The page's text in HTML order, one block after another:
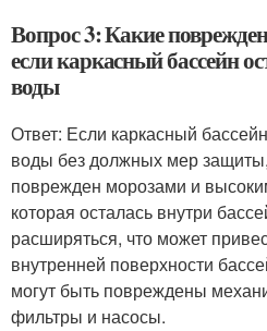
Вопрос 3: Какие
если каркасный бассейн
воды
Ответ: Если каркасный
воды без должных мер
поврежден морозами и
которая осталась внутри
расширяться, что может
внутренней поверхности
могут быть повреждены
фильтры и насосы.